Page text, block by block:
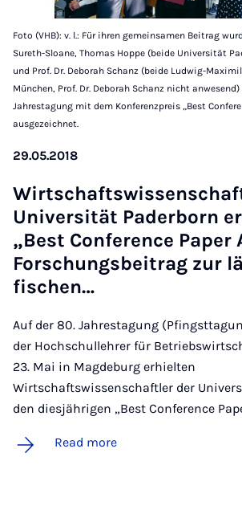
Foto (VHB): v. l.: Für ihren gemeinsamen Beitrag
Sureth-Sloane, Thomas Hoppe (beide Universität
und Prof. Dr. Deborah Schanz (beide Ludwig-
München, Prof. Dr. Deborah Schanz nicht anwesend)
Jahrestagung mit dem Konferenzpreis „Best
ausgezeichnet.
29.05.2018
Uni­versität Pader­born
„Best Con­fer­ence Pa­per
Forschungsbeitrag zur
fis­chen…
Auf der 80. Jahrestagung
der Hochschullehrer für
23. Mai in Magdeburg erhielten
Wirtschaftswissenschaftler der
den diesjährigen „Best Conference
Read more